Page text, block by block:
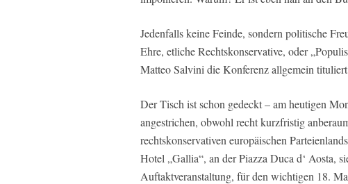
Jedenfalls keine Feinde, sondern politische
Ehre, etliche Rechtskonservative, oder
Matteo Salvini die Konferenz allgemein
Der Tisch ist schon gedeckt – am heutigen
angestrichen, obwohl recht kurzfristig
rechtskonservativen europäischen
Hotel „Gallia“, an der Piazza Duca d‘ Aosta,
Auftaktveranstaltung, für den wichtigen 18.